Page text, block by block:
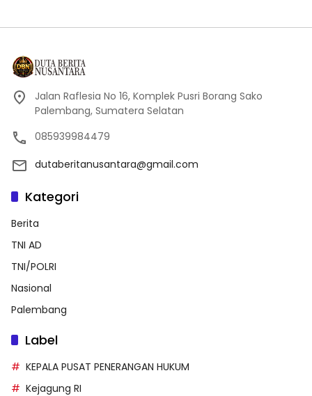
Jalan Raflesia No 16, Komplek Pusri Borang Sako
Palembang, Sumatera Selatan
085939984479
dutaberitanusantara@gmail.com
Kategori
Berita
TNI AD
TNI/POLRI
Nasional
Palembang
Label
KEPALA PUSAT PENERANGAN HUKUM
Kejagung RI